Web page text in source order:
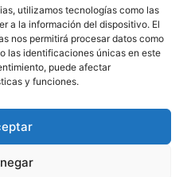
utilizamos tecnologías como las
a la información del dispositivo. El
nos permitirá procesar datos como
las identificaciones únicas en este
puede afectar
y funciones.
Enlaces Rápidos
Política de Cookies
Aviso Legal
Política de Privacidad